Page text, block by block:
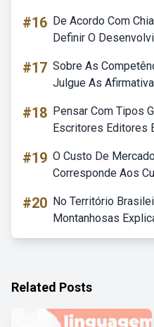
#16 De Acordo Com
Definir O
#17 Sobre As
Julgue As
#18 Pensar Com Tipos
Escritores Editores
#19 O Custo De
Corresponde Aos
#20 No Território
Montanhosas
Related Posts